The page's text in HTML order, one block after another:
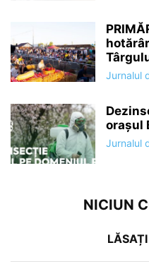
Jurnalul
orașul
Jurnalul
NICIUN